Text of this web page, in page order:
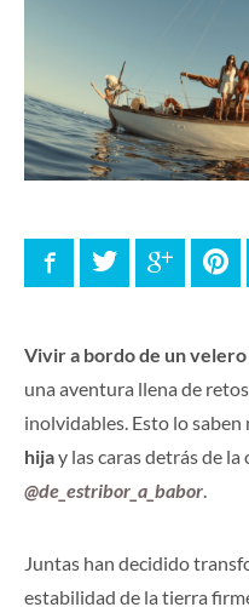
FacebookTwitter Google+
Vivir a bordo de un velero
una aventura llena de
inolvidables. Esto lo saben
hijay las caras detrás de
@de_estribor_a_babor.
Juntas han decidido
estabilidad de la tierra